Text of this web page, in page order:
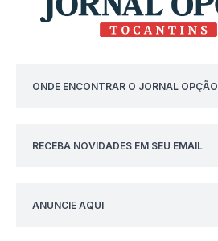
ONDE ENCONTRAR O JORNAL OPÇÃO
RECEBA NOVIDADES EM SEU EMAIL
ANUNCIE AQUI